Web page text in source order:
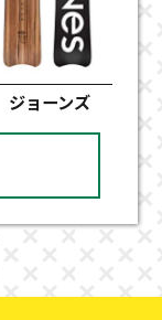
ジョーンズ